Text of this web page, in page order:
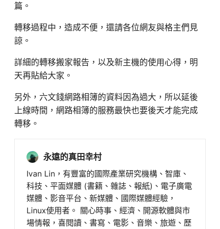
篇。
轉移過程中，造成不便，還請各位網友與格主們見
諒。
詳細的轉移搬家報告，以及新主機的使用心得，明
天再貼給大家。
另外，六文錢網路相簿的資料因為過大，所以延後
上線時間，網路相簿的服務最快也要後天才能完成
轉移。
永遠的真田幸村
Ivan Lin，有豐富的國際產業研究機構、智庫、
科技、平面媒體 (書籍、雜誌、報紙)、電子廣電
媒體、影音平台、新媒體、國際媒體經驗，
Linux使用者。 關心時事、經濟、開源軟體與市
場情報，喜閱讀、書寫、電影、音樂、旅遊、歷